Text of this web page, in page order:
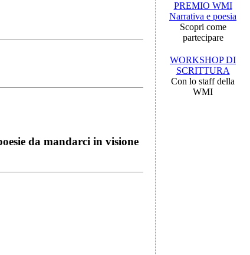
da mandarci in visione
PREMIO WMI
Narrativa e poesia
Scopri come
partecipare
WORKSHOP DI
SCRITTURA
Con lo staff della
WMI